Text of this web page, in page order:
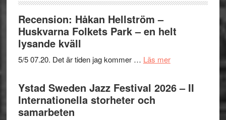
Recension: Håkan Hellström –
Huskvarna Folkets Park – en helt
lysande kväll
5/5 07.20. Det är tiden jag kommer … Läs merom
Håkan
Hellström
Ystad Sweden Jazz Festival 2026 – II
Internationella storheter och
samarbeten